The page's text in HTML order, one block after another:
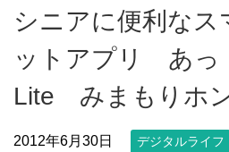
シニアに便利なス
ットアプリ あっ
Lite みまもりホ
2012年6月30日 デジタルライフ